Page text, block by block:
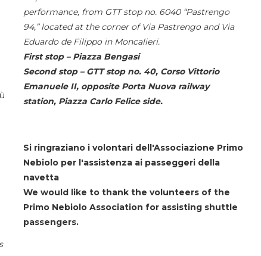
performance, from GTT stop no. 6040 “Pastrengo
94,” located at the corner of Via Pastrengo and Via
Eduardo de Filippo in Moncalieri.
First stop – Piazza Bengasi
Second stop – GTT stop no. 40, Corso Vittorio
Emanuele II, opposite Porta Nuova railway
station, Piazza Carlo Felice side.
Si ringraziano i volontari dell'Associazione Primo
Nebiolo per l'assistenza ai passeggeri della
navetta
We would like to thank the volunteers of the
Primo Nebiolo Association for assisting shuttle
passengers.